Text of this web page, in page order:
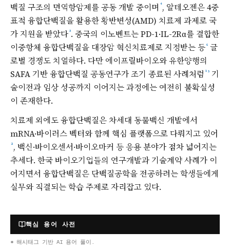
백질 구조의 면역항암제를 공동 개발 중이며 ⁴, 알테오젠은 4중
표적 융합단백질을 활용한 황반변성(AMD) 치료제 과제로 국
가 지원을 받았다³. 중국의 이노벤트는 PD-1·IL-2Rα를 결합한
이중항체 융합단백질을 대장암 혁신치료제로 지정받는 등⁶ 글
로벌 경쟁도 치열하다. 다만 에이프릴바이오와 유한양행의
SAFA 기반 융합단백질 공동연구가 조기 종료된 사례처럼 ¹⁵ 기
술이전과 임상 성공까지 이어지는 과정에는 여전히 불확실성
이 존재한다.
치료제 외에도 융합단백질은 차세대 동물백신 개발에서
mRNA·바이러스 벡터와 함께 핵심 플랫폼으로 다뤄지고 있어
², 백신·바이오센서·바이오마커 등 응용 분야가 점차 넓어지는
추세다. 한국 바이오기업들의 연구개발과 기술계약 사례가 이
어지면서 융합단백질은 단백질공학을 전공하려는 학생들에게
실무와 직결되는 학습 주제로 자리잡고 있다.
핵심 용어 사전
* 해시태그 기반 AI 용어 풀이.